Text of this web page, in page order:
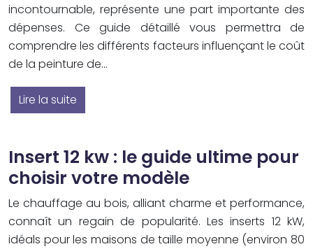
incontournable, représente une part importante des
dépenses. Ce guide détaillé vous permettra de
comprendre les différents facteurs influençant le coût
de la peinture de…
Lire la suite
Insert 12 kw : le guide ultime pour
choisir votre modèle
Le chauffage au bois, alliant charme et performance,
connaît un regain de popularité. Les inserts 12 kW,
idéals pour les maisons de taille moyenne (environ 80